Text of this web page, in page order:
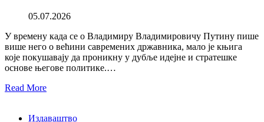
05.07.2026
У времену када се о Владимиру Владимировичу Путину пише
више него о већини савремених државника, мало је књига
које покушавају да проникну у дубље идејне и стратешке
основе његове политике.…
Read More
Издаваштво